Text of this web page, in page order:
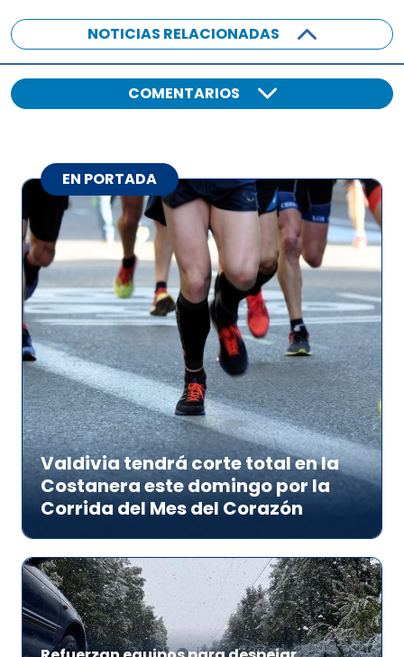
NOTICIAS RELACIONADAS
COMENTARIOS
EN PORTADA
Valdivia tendrá corte total en la
Costanera este domingo por la
Corrida del Mes del Corazón